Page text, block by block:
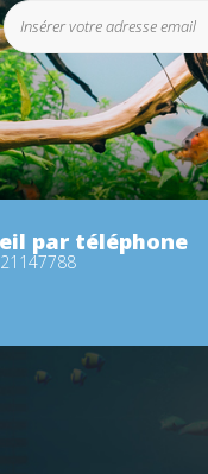
par téléphone